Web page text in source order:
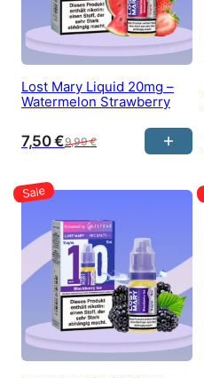
Lost Mary Liquid 20mg –
Watermelon Strawberry
9,99€
7,50€